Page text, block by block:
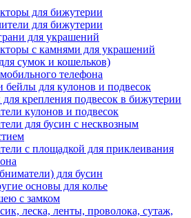
для бижутерии
для бижутерии
для украшений
с камнями для украшений
сумок и кошельков)
телефона
бейлы для кулонов и подвесок
крепления подвесок в бижутерии
кулонов и подвесок
для бусин с несквозным
с площадкой для приклеивания
для бусин
основы для колье
с замком
леска, ленты, проволока, сутаж,